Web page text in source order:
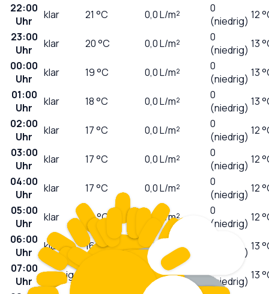
22:00
Uhr
klar 21 °C 0,0L/m²
0
(niedrig) 12
23:00
Uhr
klar 20°C 0,0L/m²
0
(niedrig) 13
00:00
Uhr
klar 19°C 0,0L/m²
0
(niedrig) 13
01:00
Uhr
klar 18°C 0,0L/m²
0
(niedrig) 13
02:00
Uhr
klar 17°C 0,0L/m²
0
(niedrig) 12
03:00
Uhr
klar 17°C 0,0L/m²
0
(niedrig) 12
04:00
Uhr
klar 17°C 0,0L/m²
0
(niedrig) 12
05:00
Uhr
klar 16°C 0,0 L/m²
0
(niedrig) 12
06:00
Uhr
klar 16°C 0,0 L/m²
(niedrig) 13
07:00
Uhr
sonnig 0,0L/m²
(niedrig) 13